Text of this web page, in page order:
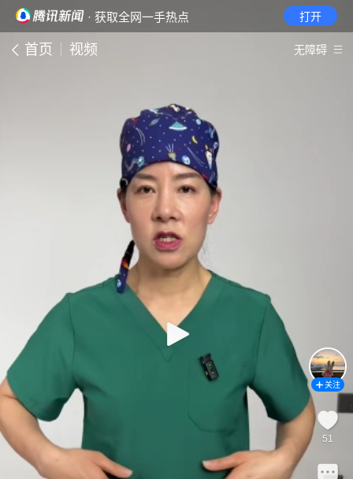
· 获取全网一手热点 打开
首页 视频 无障碍
关注
51